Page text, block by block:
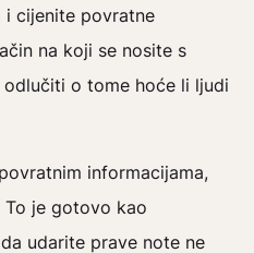
i cijenite povratne
na koji se nosite s
o tome hoće li ljudi
informacijama,
je gotovo kao
udarite prave note ne